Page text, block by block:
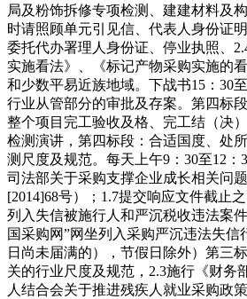
局及粉饰拆修专项检测、建建材料及
时请照顾单元引见信、代表人身份证
委托代办署理人身份证、停业执照、
实施看法》、《标记产物采购实施的
和少数平易近族地域。下战书15：30
行业从管部分的审批及存案。第四标
整个项目完工验收及格、完工结（决
检测演讲，第四标段：合适国度、处
测尺度及规范。每天上午9：30至12：
司法部关于采购支撑企业成长相关问
[2014]68号）；1.7提交响应文件截止
列入失信被施行人和严沉税收违法案
国采购网”网坐列入采购严沉违法失信
日尚未届满的），节假日除外）第三
关的行业尺度及规范，2.3施行《财务
人结合会关于推进残疾人就业采购政